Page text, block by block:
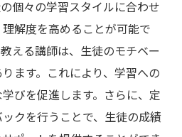
個々の学習スタイルに合わせ
解度を高めることが可能で
える講師は、生徒のモチベー
ます。これにより、学習への
びを促進します。さらに、定
クを行うことで、生徒の成績